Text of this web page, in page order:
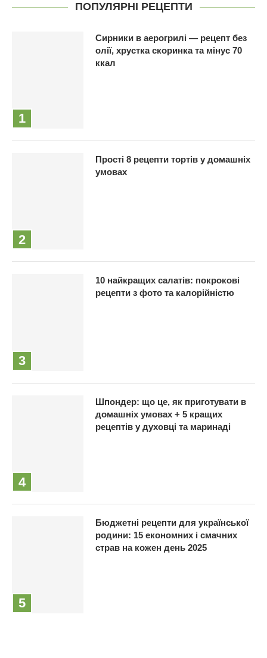
ПОПУЛЯРНІ РЕЦЕПТИ
Сирники в аерогрилі — рецепт без
олії, хрустка скоринка та мінус 70
ккал
Прості 8 рецепти тортів у домашніх
умовах
10 найкращих салатів: покрокові
рецепти з фото та калорійністю
Шпондер: що це, як приготувати в
домашніх умовах + 5 кращих
рецептів у духовці та маринаді
Бюджетні рецепти для української
родини: 15 економних і смачних
страв на кожен день 2025